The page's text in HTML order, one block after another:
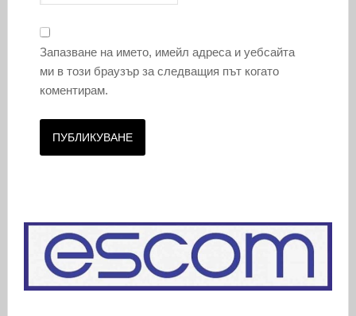
Запазване на името, имейл адреса и уебсайта
ми в този браузър за следващия път когато
коментирам.